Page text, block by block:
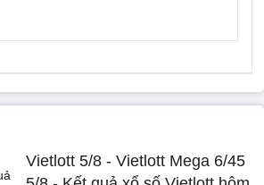
Vietlott 5/8 - Vietlott Mega 6/45